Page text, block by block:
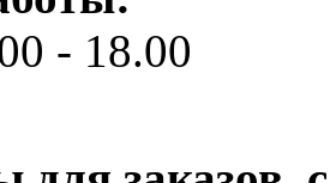
- 18.00